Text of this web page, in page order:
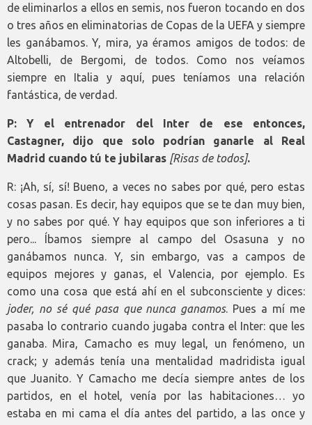
de eliminarlos a ellos en semis, nos fueron tocando en dos
o tres años en eliminatorias de Copas de la UEFA y siempre
les ganábamos. Y, mira, ya éramos amigos de todos: de
Altobelli, de Bergomi, de todos. Como nos veíamos
siempre en Italia y aquí, pues teníamos una relación
fantástica, de verdad.
P: Y el entrenador del Inter de ese entonces,
Castagner, dijo que solo podrían ganarle al Real
Madrid cuando tú te jubilaras [Risas de todos].
R: ¡Ah, sí, sí! Bueno, a veces no sabes por qué, pero estas
cosas pasan. Es decir, hay equipos que se te dan muy bien,
y no sabes por qué. Y hay equipos que son inferiores a ti
pero... Íbamos siempre al campo del Osasuna y no
ganábamos nunca. Y, sin embargo, vas a campos de
equipos mejores y ganas, el Valencia, por ejemplo. Es
como una cosa que está ahí en el subconsciente y dices:
joder, no sé qué pasa que nunca ganamos. Pues a mí me
pasaba lo contrario cuando jugaba contra el Inter: que les
ganaba. Mira, Camacho es muy legal, un fenómeno, un
crack; y además tenía una mentalidad madridista igual
que Juanito. Y Camacho me decía siempre antes de los
partidos, en el hotel, venía por las habitaciones… yo
estaba en mi cama el día antes del partido, a las once y